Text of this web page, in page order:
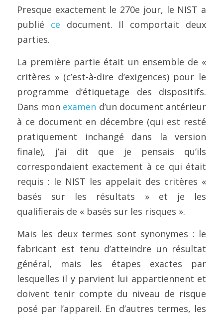
Presque exactement le 270e jour, le NIST a
publié ce document. Il comportait deux
parties.
La première partie était un ensemble de «
critères » (c’est-à-dire d’exigences) pour le
programme d’étiquetage des dispositifs.
Dans mon examen d’un document antérieur
à ce document en décembre (qui est resté
pratiquement inchangé dans la version
finale), j’ai dit que je pensais qu’ils
correspondaient exactement à ce qui était
requis : le NIST les appelait des critères «
basés sur les résultats » et je les
qualifierais de « basés sur les risques ».
Mais les deux termes sont synonymes : le
fabricant est tenu d’atteindre un résultat
général, mais les étapes exactes par
lesquelles il y parvient lui appartiennent et
doivent tenir compte du niveau de risque
posé par l’appareil. En d’autres termes, les